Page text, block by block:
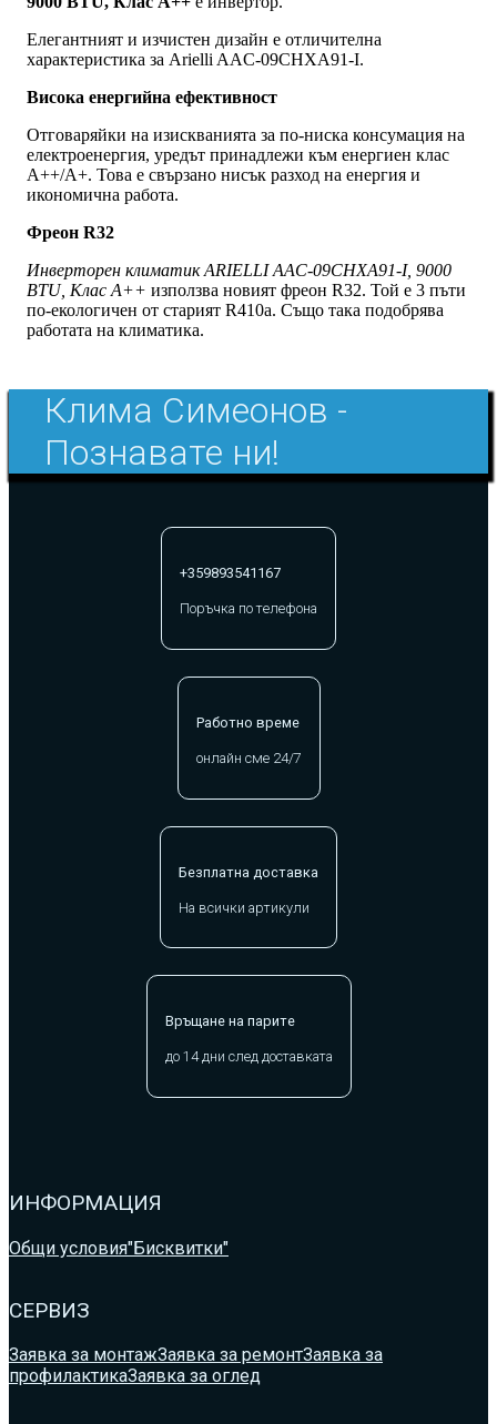
Елегантният и изчистен дизайн е отличителна
характеристика за Arielli AAC-09CHXA91-I.
Висока енергийна ефективност
Отговаряйки на изискванията за по-ниска консумация на
електроенергия, уредът принадлежи към енергиен клас
А++/А+. Това е свързано нисък разход на енергия и
икономична работа.
Фреон R32
Инверторен климатик ARIELLI AAC-09CHXA91-I, 9000
BTU, Клас A++ използва новият фреон R32. Той е 3 пъти
по-екологичен от старият R410a. Също така подобрява
работата на климатика.
Клима Симеонов -
Познавате ни!
+359893541167
Поръчка по телефона
Работно време
онлайн сме 24/7
Безплатна доставка
На всички артикули
Връщане на парите
до 14 дни след доставката
ИНФОРМАЦИЯ
Общи условия"Бисквитки"
СЕРВИЗ
Заявка за монтажЗаявка за ремонтЗаявка за
профилактикаЗаявка за оглед